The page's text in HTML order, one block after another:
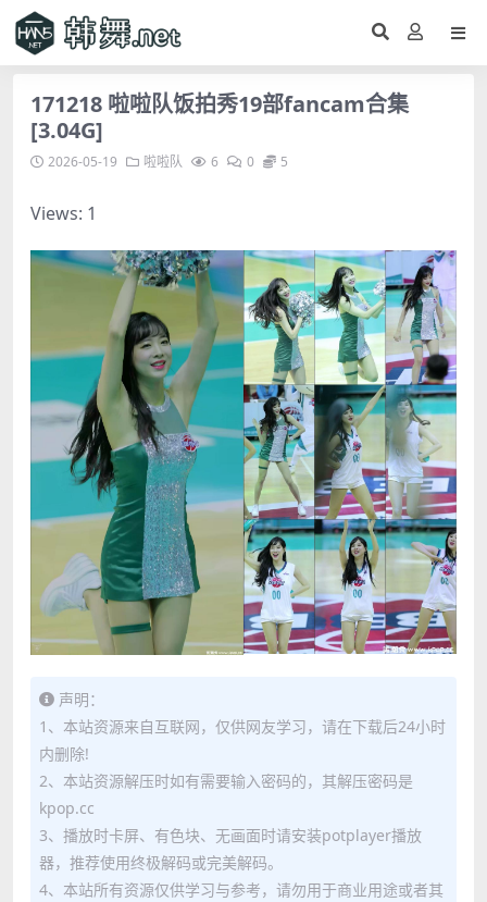
171218 啦啦队饭拍秀19部fancam合集
[3.04G]
2026-05-19 啦啦队 6 0 5
Views: 1
声明：
1、本站资源来自互联网，仅供网友学习，请在下载后24小时
内删除!
2、本站资源解压时如有需要输入密码的，其解压密码是
kpop.cc
3、播放时卡屏、有色块、无画面时请安装potplayer播放
器，推荐使用终极解码或完美解码。
4、本站所有资源仅供学习与参考，请勿用于商业用途或者其